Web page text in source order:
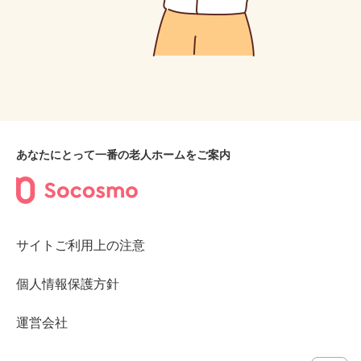
あなたにとって一番の老人ホームをご案内
サイトご利用上の注意
個人情報保護方針
運営会社